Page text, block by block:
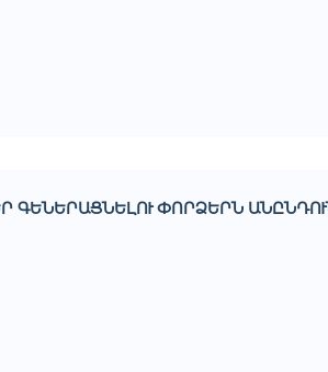
ԳԵՆԵՐԱՑՆԵԼՈՒ ՓՈՐՁԵՐՆ